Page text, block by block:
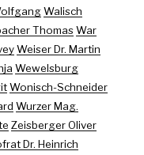
Walisch
ThomasWar
Weiser Dr. Martin
Wewelsburg
Wonisch-Schneider
Wurzer Mag.
Zeisberger Oliver
Dr. Heinrich